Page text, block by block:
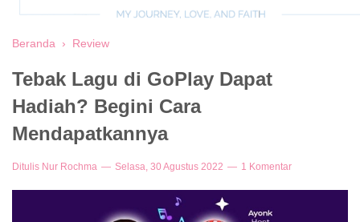
Beranda › Review
Tebak Lagu di GoPlay Dapat
Hadiah? Begini Cara
Mendapatkannya
Ditulis Nur Rochma Selasa, 30 Agustus 2022 1 Komentar